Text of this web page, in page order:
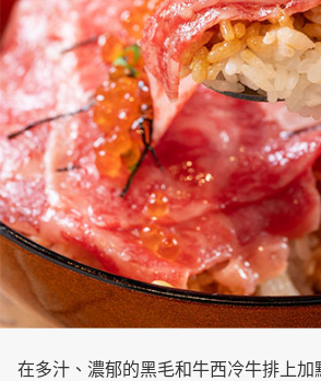
在多汁、濃郁的黑毛和牛西冷牛排上加